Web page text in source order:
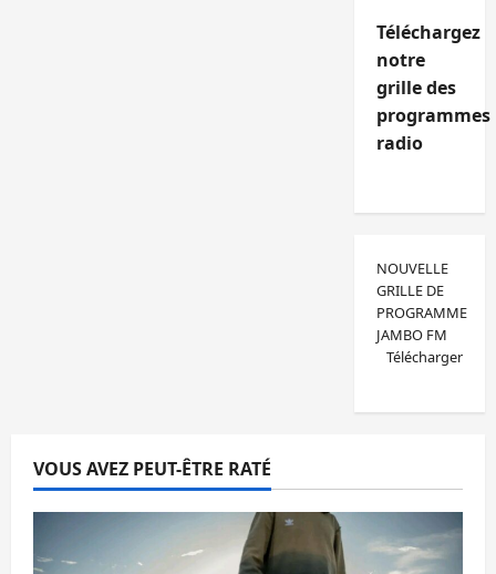
Téléchargez
notre
grille des
programmes
radio
NOUVELLE
GRILLE DE
PROGRAMME
JAMBO FM
Télécharger
VOUS AVEZ PEUT-ÊTRE RATÉ